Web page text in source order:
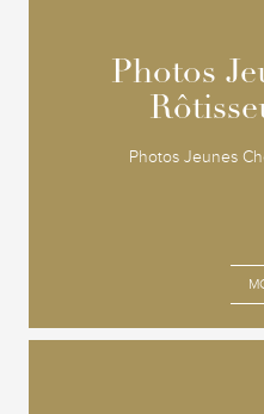
Photos
Photos Jeunes
Photos